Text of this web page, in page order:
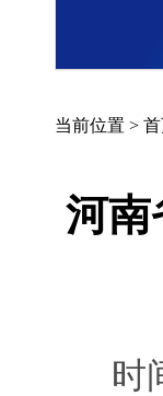
当前位置 >
河南
时